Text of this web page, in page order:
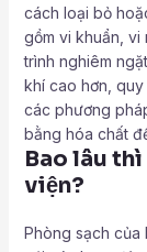
cách loại bỏ
gồm vi khuẩn, vi
trình nghiêm
khí cao hơn,
các phương
bằng hóa chất
Bao lâu
viện?
Phòng sạch của